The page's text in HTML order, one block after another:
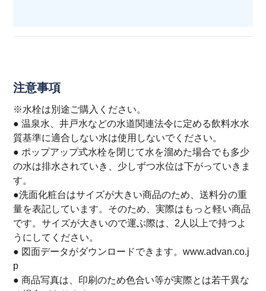
注意事項
※水栓は別途ご購入ください。
● 温泉水、井戸水などの水道関連法令に定める飲料水水
質基準に適合しない水は使用しないでください。
● ポップアップ式水栓を閉じて水を溜めた場合でも多少
の水は排水されていき、少しずつ水位は下がっていきま
す。
●洗面化粧台はサイズが大きい商品のため、送料分の重
量を表記しています。そのため、実際はもっと軽い商品
です。サイズが大きいので運ぶ際は、2人以上で持つよ
うにしてください。
● 図面データがダウンロードできます。www.advan.co.j
p
● 商品写真は、印刷のため色合い等が実際とは若干異な